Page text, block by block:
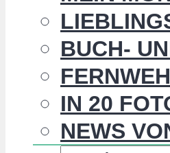
BUCH-
IN 20
NEWS